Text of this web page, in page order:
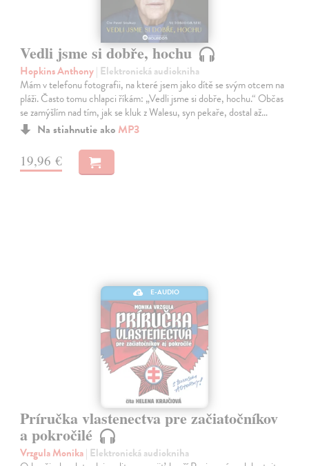
Vedli jsme si dobře, hochu
Hopkins Anthony| Elektronická audiokniha
Mám v telefonu fotografii, na které jsem jako dítě se svým otcem na
pláži. Často tomu chlapci říkám: „Vedli jsme si dobře, hochu.“ Občas
se zamýšlím nad tím, jak se kluk z Walesu, syn pekaře, dostal až…
Na stiahnutie ako MP3
19,96 €
E-AUDIO
Príručka vlastenectva pre začiatočníkov
a pokročilé
Vrzgula Monika| Elektronická audiokniha